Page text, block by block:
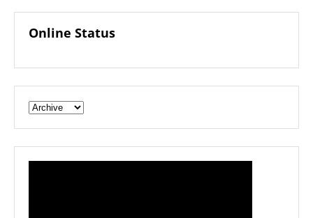
Online Status